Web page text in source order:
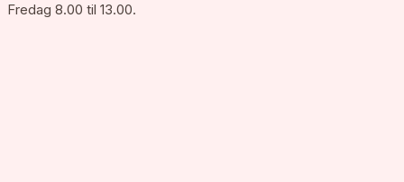
Fredag 8.00 til 13.00.